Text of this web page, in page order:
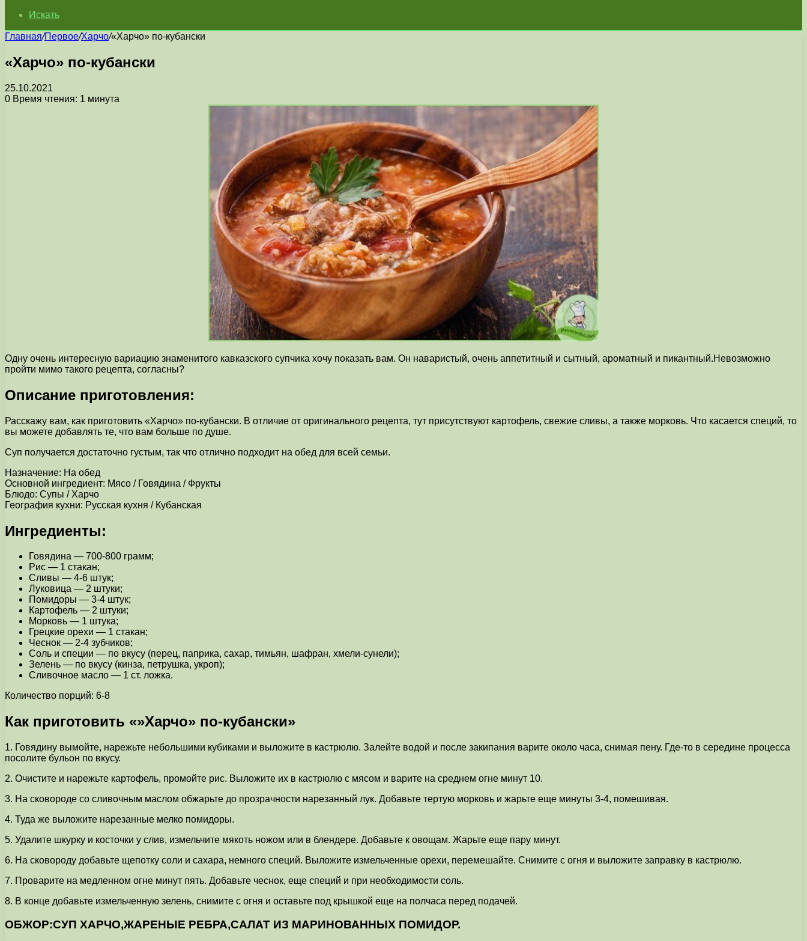
Искать
Главная/Первое/Харчо/«Харчо» по-кубански
«Харчо» по-кубански
25.10.2021
0 Время чтения: 1 минута
Одну очень интересную вариацию знаменитого кавказского супчика хочу показать вам. Он наваристый, очень аппетитный и сытный, ароматный и пикантный.Невозможно
пройти мимо такого рецепта, согласны?
Описание приготовления:
Расскажу вам, как приготовить «Харчо» по-кубански. В отличие от оригинального рецепта, тут присутствуют картофель, свежие сливы, а также морковь. Что касается специй, то
вы можете добавлять те, что вам больше по душе.
Суп получается достаточно густым, так что отлично подходит на обед для всей семьи.
Назначение: На обед
Основной ингредиент: Мясо / Говядина / Фрукты
Блюдо: Супы / Харчо
География кухни: Русская кухня / Кубанская
Ингредиенты:
Говядина — 700-800 грамм;
Рис — 1 стакан;
Сливы — 4-6 штук;
Луковица — 2 штуки;
Помидоры — 3-4 штук;
Картофель — 2 штуки;
Морковь — 1 штука;
Грецкие орехи — 1 стакан;
Чеснок — 2-4 зубчиков;
Соль и специи — по вкусу (перец, паприка, сахар, тимьян, шафран, хмели-сунели);
Зелень — по вкусу (кинза, петрушка, укроп);
Сливочное масло — 1 ст. ложка.
Количество порций: 6-8
Как приготовить «»Харчо» по-кубански»
1. Говядину вымойте, нарежьте небольшими кубиками и выложите в кастрюлю. Залейте водой и после закипания варите около часа, снимая пену. Где-то в середине процесса
посолите бульон по вкусу.
2. Очистите и нарежьте картофель, промойте рис. Выложите их в кастрюлю с мясом и варите на среднем огне минут 10.
3. На сковороде со сливочным маслом обжарьте до прозрачности нарезанный лук. Добавьте тертую морковь и жарьте еще минуты 3-4, помешивая.
4. Туда же выложите нарезанные мелко помидоры.
5. Удалите шкурку и косточки у слив, измельчите мякоть ножом или в блендере. Добавьте к овощам. Жарьте еще пару минут.
6. На сковороду добавьте щепотку соли и сахара, немного специй. Выложите измельченные орехи, перемешайте. Снимите с огня и выложите заправку в кастрюлю.
7. Проварите на медленном огне минут пять. Добавьте чеснок, еще специй и при необходимости соль.
8. В конце добавьте измельченную зелень, снимите с огня и оставьте под крышкой еще на полчаса перед подачей.
ОБЖОР:СУП ХАРЧО,ЖАРЕНЫЕ РЕБРА,САЛАТ ИЗ МАРИНОВАННЫХ ПОМИДОР.